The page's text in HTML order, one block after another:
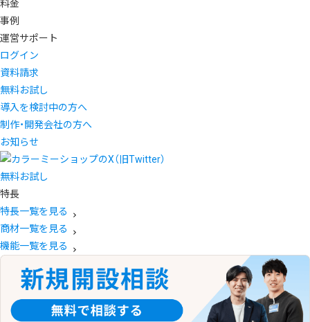
料金
事例
運営サポート
ログイン
資料請求
無料お試し
導入を検討中の方へ
制作・開発会社の方へ
お知らせ
無料お試し
特長
特長一覧を見る
商材一覧を見る
機能一覧を見る